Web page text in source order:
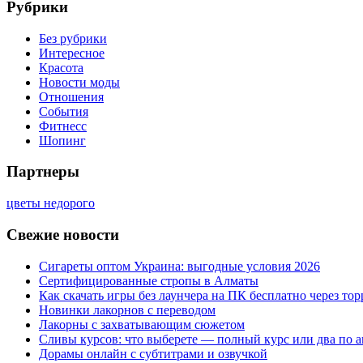
Рубрики
Без рубрики
Интересное
Красота
Новости моды
Отношения
События
Фитнесс
Шопинг
Партнеры
цветы недорого
Свежие новости
Сигареты оптом Украина: выгодные условия 2026
Сертифицированные стропы в Алматы
Как скачать игры без лаунчера на ПК бесплатно через
Новинки лакорнов с переводом
Лакорны с захватывающим сюжетом
Сливы курсов: что выберете — полный курс или два по
Дорамы онлайн с субтитрами и озвучкой